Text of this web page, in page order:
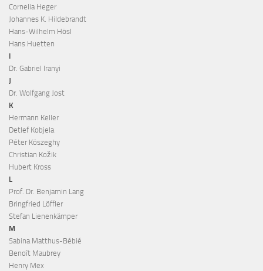
Cornelia Heger
Johannes K. Hildebrandt
Hans-Wilhelm Hösl
Hans Huetten
I
Dr. Gabriel Iranyi
J
Dr. Wolfgang Jost
K
Hermann Keller
Detlef Kobjela
Péter Köszeghy
Christian Kožik
Hubert Kross
L
Prof. Dr. Benjamin Lang
Bringfried Löffler
Stefan Lienenkämper
M
Sabina Matthus-Bébié
Benoît Maubrey
Henry Mex